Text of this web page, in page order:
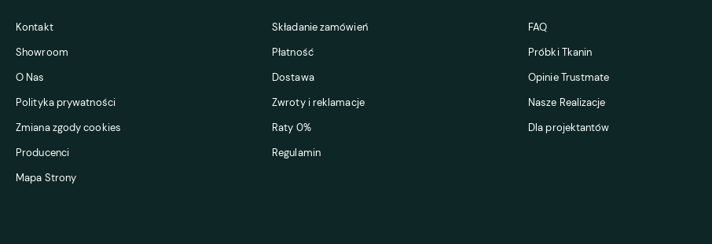
Kontakt
Showroom
O Nas
Polityka prywatności
Zmiana zgody cookies
Producenci
Mapa Strony
Składanie zamówień
Płatność
Dostawa
Zwroty i reklamacje
Raty 0%
Regulamin
FAQ
Próbki Tkanin
Opinie Trustmate
Nasze Realizacje
Dla projektantów